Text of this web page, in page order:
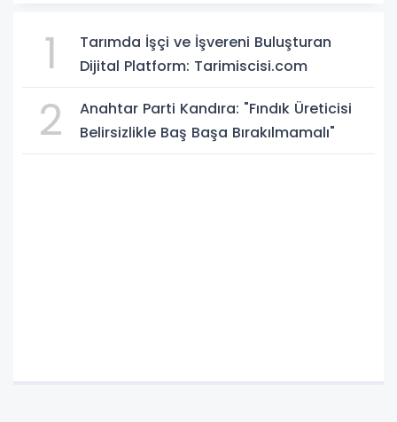
1
Tarımda İşçi ve İşvereni Buluşturan
Dijital Platform: Tarimiscisi.com
2
Anahtar Parti Kandıra: "Fındık Üreticisi
Belirsizlikle Baş Başa Bırakılmamalı"